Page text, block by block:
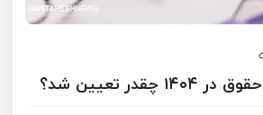
تعیین شد؟